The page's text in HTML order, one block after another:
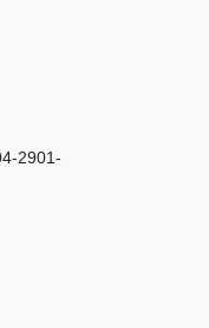
2901-